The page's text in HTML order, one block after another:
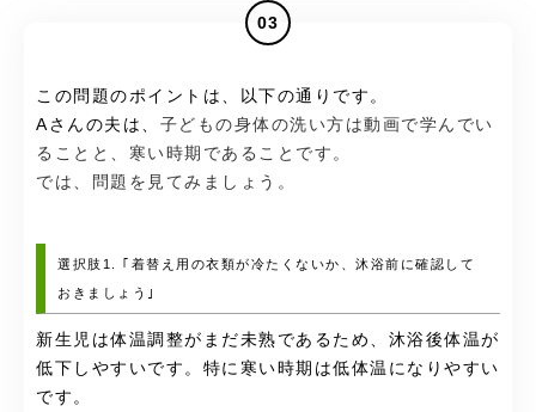
03
この問題のポイントは、以下の通りです。
Aさんの夫は、 子どもの身体の洗い方は動画で学んでい
ることと、寒い時期であることです。
では、問題を見てみましょう。
選択肢1. ｢着替え用の衣類が冷たくないか、沐浴前に確認して
おきましょう｣
新生児は体温調整がまだ未熟であるため、沐浴後体温が
低下しやすいです。特に寒い時期は低体温になりやすい
です。